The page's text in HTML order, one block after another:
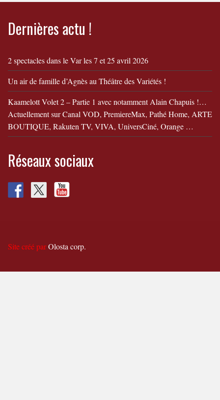
Dernières actu !
2 spectacles dans le Var les 7 et 25 avril 2026
Un air de famille d’Agnès au Théâtre des Variétés !
Kaamelott Volet 2 – Partie 1 avec notamment Alain Chapuis !…
Actuellement sur Canal VOD, PremiereMax, Pathé Home, ARTE
BOUTIQUE, Rakuten TV, VIVA, UniversCiné, Orange …
Réseaux sociaux
Site créé parOlosta corp.